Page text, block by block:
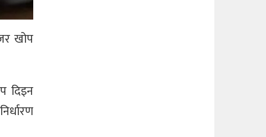
खोप
दिइन